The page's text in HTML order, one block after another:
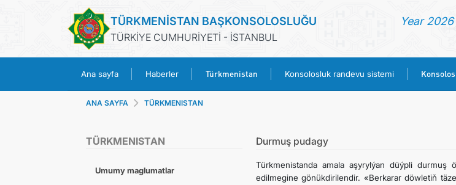
TÜRKMENİSTAN BAŞKONSOLOSLUĞU
TÜRKİYE CUMHURİYETİ - İSTANBUL
Year
Ana sayfa Haberler Türkmenistan Konsolosluk randevu sistemi
TÜRKMENISTAN
ANA SAYFA TÜRKMENISTAN
TÜRKMENISTAN
Umumy maglumatlar
Durmuş pudagy
Türkmenistanda amala aşyrylýan düýpli
edilmegine gönükdirilendir. «Berkarar döwletiň